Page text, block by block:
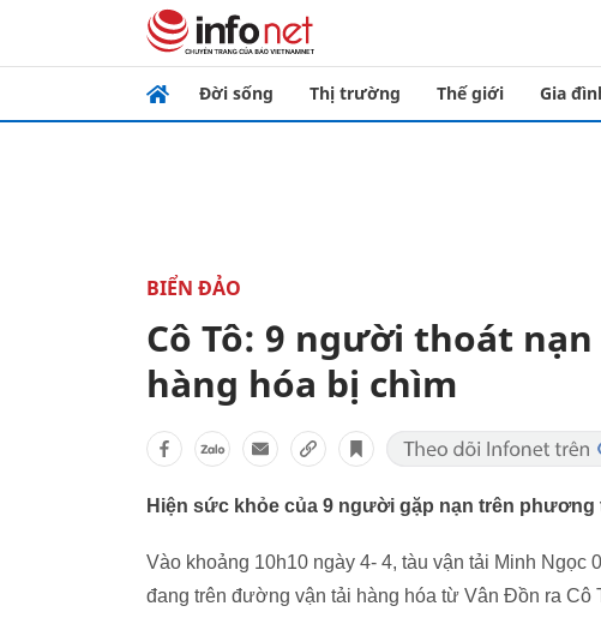
Đời sống Thị trường Thế giới Gia
BIỂN ĐẢO
Cô Tô: 9 người thoát
hàng hóa bị chìm
Hiện sức khỏe của 9 người gặp nạn trên
Vào khoảng 10h10 ngày 4- 4, tàu vận tải Minh Ngọc
đang trên đường vận tải hàng hóa từ Vân Đồn ra Cô